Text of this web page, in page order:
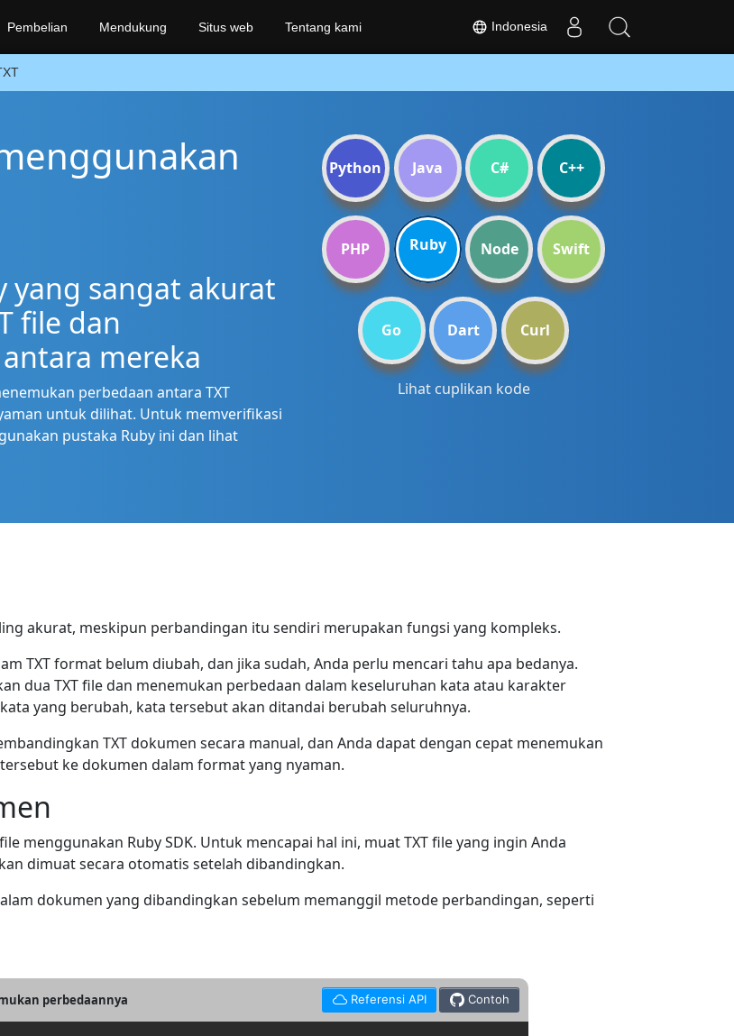
yang sangat akurat
file dan
mereka
perbedaan antara TXT
untuk dilihat. Untuk memverifikasi
pustaka Ruby ini dan lihat
Python Java C# C++
PHP Ruby Node Swift
Go Dart Curl
Lihat cuplikan kode
akurat, meskipun perbandingan itu sendiri merupakan fungsi yang kompleks.
TXT format belum diubah, dan jika sudah, Anda perlu mencari tahu apa bedanya.
dua TXT file dan menemukan perbedaan dalam keseluruhan kata atau karakter
yang berubah, kata tersebut akan ditandai berubah seluruhnya.
TXT dokumen secara manual, dan Anda dapat dengan cepat menemukan
ke dokumen dalam format yang nyaman.
menggunakan Ruby SDK. Untuk mencapai hal ini, muat TXT file yang ingin Anda
dimuat secara otomatis setelah dibandingkan.
dokumen yang dibandingkan sebelum memanggil metode perbandingan, seperti
perbedaannya Referensi API Contoh
Indonesia
Pembelian Mendukung Situs web Tentang kami